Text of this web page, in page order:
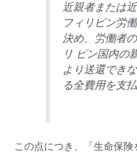
近親者または
フィリピン労
決め、労働者
リ ピン国内の
より送還でき
る全費用を支
この点につき、「生命保